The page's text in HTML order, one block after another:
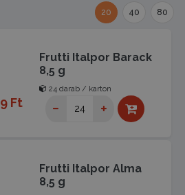
20 40 80
Frutti Italpor Barack
8,5 g
24 darab / karton
Ft
Frutti Italpor Alma
8,5 g